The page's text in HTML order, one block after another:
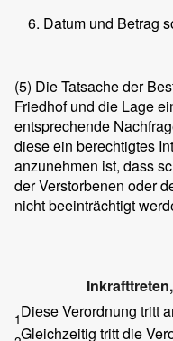
Datum und Betrag
(5) Die Tatsache der
Friedhof und die Lage
entsprechende
diese ein berechtigtes
anzunehmen ist, dass
der Verstorbenen oder
nicht beeinträchtigt
1Diese Verordnung tritt
Gleichzeitig tritt die